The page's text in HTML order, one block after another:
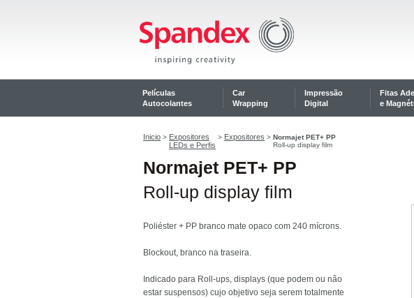
Películas
Autocolantes
Car
Wrapping
Impressão
Digital
Fitas
e
Inicio > Expositores
LEDs e Perfis
> Expositores > Normajet PET+ PP
Roll-up display film
Normajet PET+ PP
Roll-up display film
Poliéster + PP branco mate opaco com 240 mícrons.
Blockout, branco na traseira.
Indicado para Roll-ups, displays (que podem ou não
estar suspensos) cujo objetivo seja serem totalmente